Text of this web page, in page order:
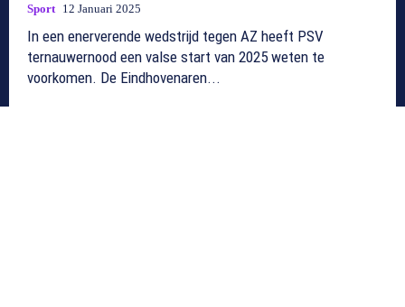
Sport 12 Januari 2025
In een enerverende wedstrijd tegen AZ heeft PSV
ternauwernood een valse start van 2025 weten te
voorkomen. De Eindhovenaren...